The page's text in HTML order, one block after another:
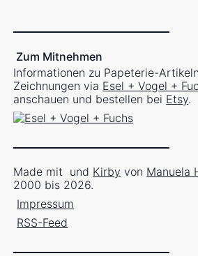
Zum Mitnehmen
Informationen zu Papeterie-
Zeichnungen via Esel + Vogel +
anschauen und bestellen bei Etsy.
Made mit und Kirby von Manuela
2000 bis 2026.
Impressum
RSS-Feed